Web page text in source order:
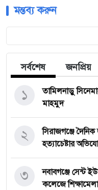
মন্তব্য করুন
সর্বশেষ জনপ্রিয়
তামিলনাড়ু
মাহমুদ
১
সিরাজগঞ্জে
হত্যাচেষ্টার
২
নবাবগঞ্জে সেন্ট
কলেজে
৩